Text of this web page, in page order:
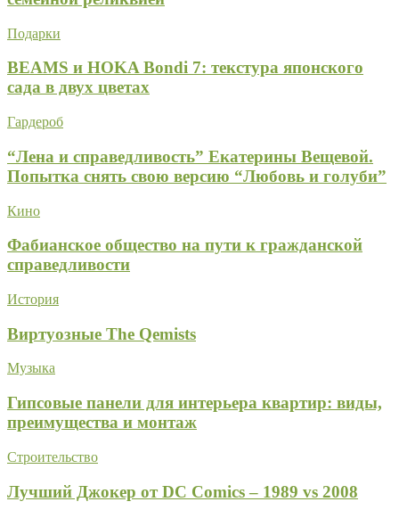
Подарки
BEAMS и HOKA Bondi 7: текстура японского
сада в двух цветах
Гардероб
“Лена и справедливость” Екатерины Вещевой.
Попытка снять свою версию “Любовь и голуби”
Кино
Фабианское общество на пути к гражданской
справедливости
История
Виртуозные The Qemists
Музыка
Гипсовые панели для интерьера квартир: виды,
преимущества и монтаж
Строительство
Лучший Джокер от DC Comics – 1989 vs 2008